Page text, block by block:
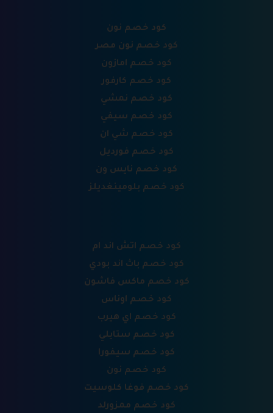
كود خصم نون
كود خصم نون مصر
كود خصم امازون
كود خصم كارفور
كود خصم نمشي
كود خصم سيفي
كود خصم شي ان
كود خصم فورديل
كود خصم نايس ون
كود خصم بلومينغديلز
كود خصم اتش اند ام
كود خصم باث اند بودي
كود خصم ماكس فاشون
كود خصم اوناس
كود خصم اي هيرب
كود خصم ستايلي
كود خصم سيفورا
كود خصم نون
كود خصم فوغا كلوسيت
كود خصم ممزورلد